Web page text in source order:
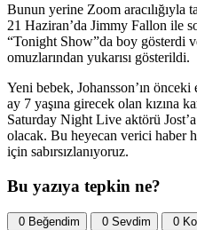
Bunun yerine Zoom aracılığıyla
21 Haziran’da Jimmy Fallon ile
“Tonight Show”da boy gösterdi
omuzlarından yukarısı gösterildi.
Yeni bebek, Johansson’ın
ay 7 yaşına girecek olan kızına
Saturday Night Live aktörü
olacak. Bu heyecan verici haber
için sabırsızlanıyoruz.
Bu yazıya tepkin ne?
0 Beğendim 0 Sevdim 0